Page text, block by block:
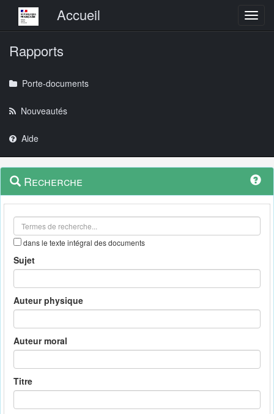
Menu principalAccueil
Rapports
Porte-documents
Nouveautés
Aide
Navigation
outils
Menu
contextuel
Recherche
dans le texte intégral des documents
Sujet
Auteur physique
Auteur moral
Titre